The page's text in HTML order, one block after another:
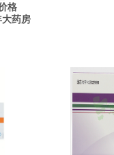
格
药房